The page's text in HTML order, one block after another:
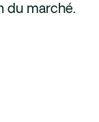
du marché.